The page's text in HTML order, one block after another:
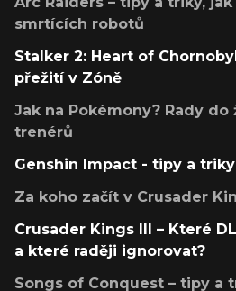
smrtících robotů
Stalker 2: Heart of
přežití v Zóně
Jak na Pokémony? Rady
trenérů
Genshin Impact - tipy a triky
Za koho začít v Crusader
Crusader Kings III – Které
a které raději ignorovat?
Songs of Conquest – tipy a